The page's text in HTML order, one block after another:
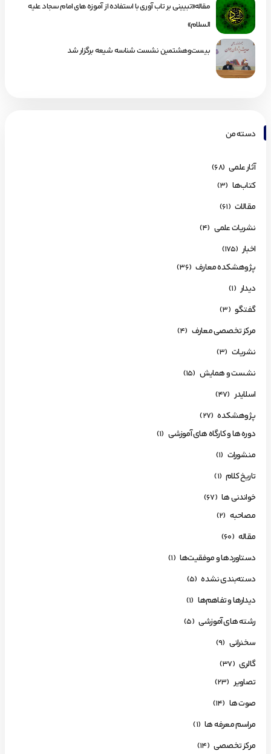
مقاله«تبیینی بر تاب آوری با استفاده از آموزه های امام سجاد علیه
السلام»
بیست‌وهشتمین نشست شناسه شیعه برگزار شد
دسته من
آثار علمی (68)
کتاب‌ها (3)
مقالات (61)
نشریات علمی (4)
اخبار (175)
پژوهشکده معارف (36)
دیدار (1)
گفتگو (3)
مرکز تخصصی معارف (4)
نشریات (3)
نشست و همایش (15)
اسلایدر (47)
پژوهشکده (27)
دوره ها و کارگاه های آموزشی (1)
منشورات (1)
تاریخ کلام (1)
خواندنی ها (67)
مصاحبه (2)
مقاله (60)
دستاوردها و موفقیت‌ها (1)
دسته‌بندی نشده (5)
دیدارها و تفاهم‌ها (1)
رشته های آموزشی (5)
سخنرانی (9)
گالری (37)
تصاویر (23)
صوت ها (14)
مراسم معرفه ها (1)
مرکز تخصصی (14)